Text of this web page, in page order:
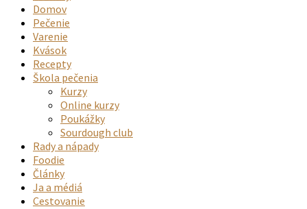
Domov
Pečenie
Varenie
Kvások
Recepty
Škola pečenia
Kurzy
Online kurzy
Poukážky
Sourdough club
Rady a nápady
Foodie
Články
Ja a médiá
Cestovanie